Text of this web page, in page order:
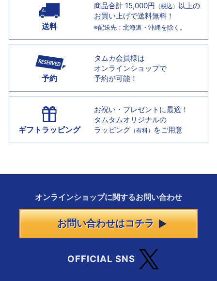
送料
商品合計 15,000円 （税込） 以上の
お買い上げで送料無料！
※配送先：北海道・沖縄を除く。
予約
タムカ会員様は
オンラインショップで
予約が可能！
ギフトラッピング
お祝い・プレゼントに最適！
タムタムオリジナルの
ラッピング （有料） をご用意
オンラインショップに関するお問い合わせ
お問い合わせはコチラ
OFFICIAL SNS